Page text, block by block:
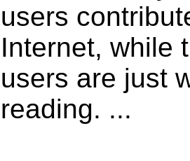
users
Internet, while
users are just
reading. ...